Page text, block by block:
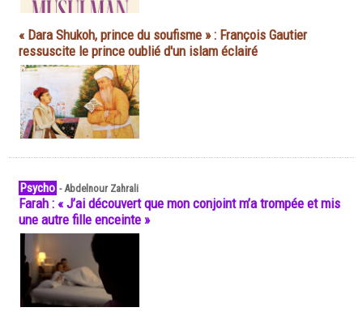
« Dara Shukoh, prince du soufisme » : François Gautier
ressuscite le prince oublié d'un islam éclairé
Psycho -Abdelnour Zahrali
Farah : « J’ai découvert que mon conjoint m’a trompée et mis
une autre fille enceinte »